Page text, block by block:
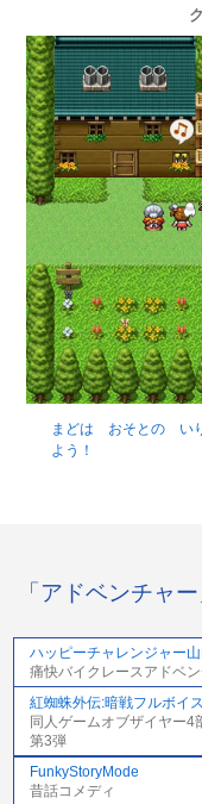
まどは おそとの い
よう！
「アドベンチャ
ハッピーチャレンジャー山
痛快バイクレースアドベ
紅蜘蛛外伝:暗戦フルボイ
同人ゲームオブザイヤー4
第3弾
FunkyStoryMode
昔話コメディ